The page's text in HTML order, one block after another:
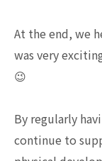
At the end, we
was very
😉
By regularly
continue to